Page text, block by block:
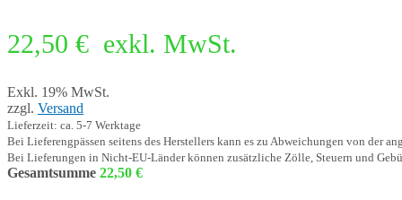
22,50 € exkl. MwSt.
Exkl. 19% MwSt.
zzgl. Versand
Lieferzeit: ca. 5-7 Werktage
Bei Lieferengpässen seitens des Herstellers kann es zu Abweichungen von der
Bei Lieferungen in Nicht-EU-Länder können zusätzliche Zölle, Steuern und
Gesamtsumme 22,50 €